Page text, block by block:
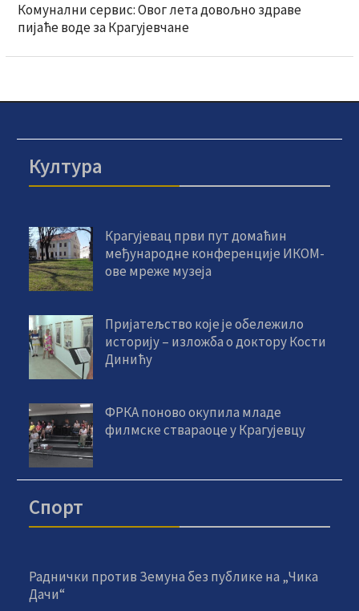
Комунални сервис: Овог лета довољно здраве
пијаће воде за Крагујевчане
Култура
Крагујевац први пут домаћин
међународне конференције ИКОМ-
ове мреже музеја
Пријатељство које је обележило
историју – изложба о доктору Кости
Динићу
ФРКА поново окупила младе
филмске ствараоце у Крагујевцу
Спорт
Раднички против Земуна без публике на „Чика
Дачи“